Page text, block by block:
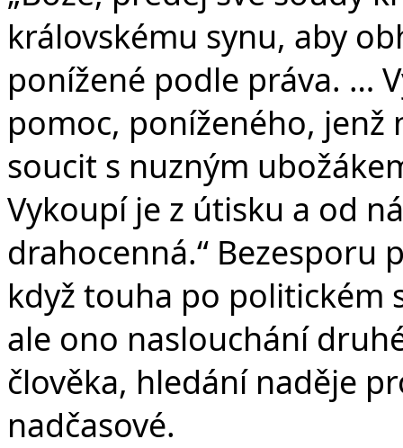
královskému synu, aby
ponížené podle práva. …
pomoc, poníženého,
soucit s nuzným
Vykoupí je z útisku a od
drahocenná.“ Bezesporu
když touha po politickém
ale ono naslouchání
člověka, hledání naděje
nadčasové.